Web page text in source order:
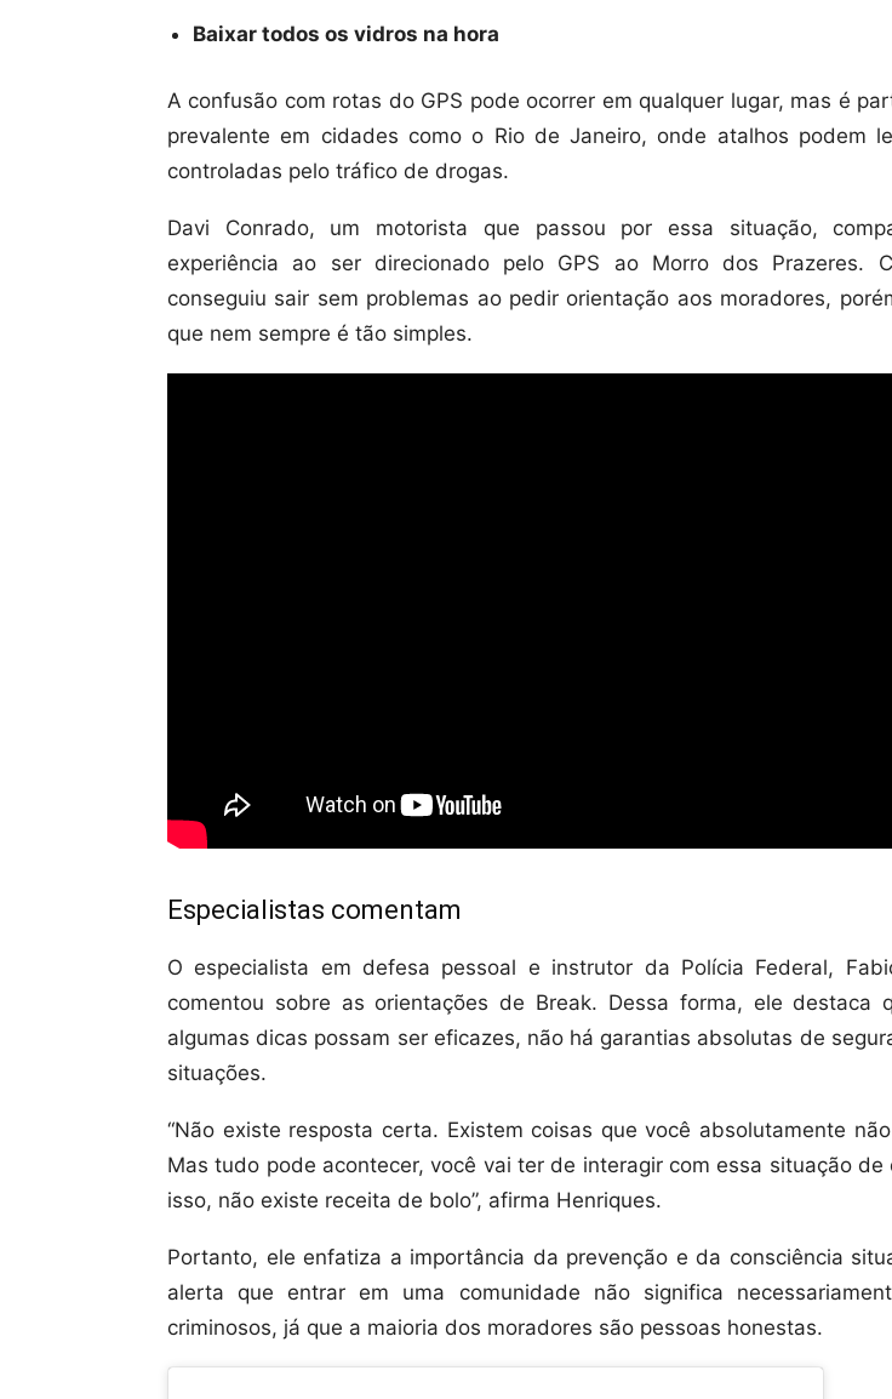
Baixar todos os vidros na hora
A confusão com rotas do GPS pode ocorrer em qualquer lugar, mas é
prevalente em cidades como o Rio de Janeiro, onde atalhos podem
controladas pelo tráfico de drogas.
Davi Conrado, um motorista que passou por essa situação,
experiência ao ser direcionado pelo GPS ao Morro dos Prazeres.
conseguiu sair sem problemas ao pedir orientação aos moradores,
que nem sempre é tão simples.
Especialistas comentam
O especialista em defesa pessoal e instrutor da Polícia Federal,
comentou sobre as orientações de Break. Dessa forma, ele destaca
algumas dicas possam ser eficazes, não há garantias absolutas de
situações.
“Não existe resposta certa. Existem coisas que você absolutamente
Mas tudo pode acontecer, você vai ter de interagir com essa situação de
isso, não existe receita de bolo”, afirma Henriques.
Portanto, ele enfatiza a importância da prevenção e da consciência
alerta que entrar em uma comunidade não significa
criminosos, já que a maioria dos moradores são pessoas honestas.